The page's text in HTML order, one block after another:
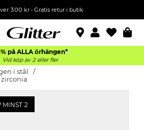
300 kr• Gratis retur i butik
på ALLAörhängen*
Vid köp av 2 eller fler
i stål
MINST 2